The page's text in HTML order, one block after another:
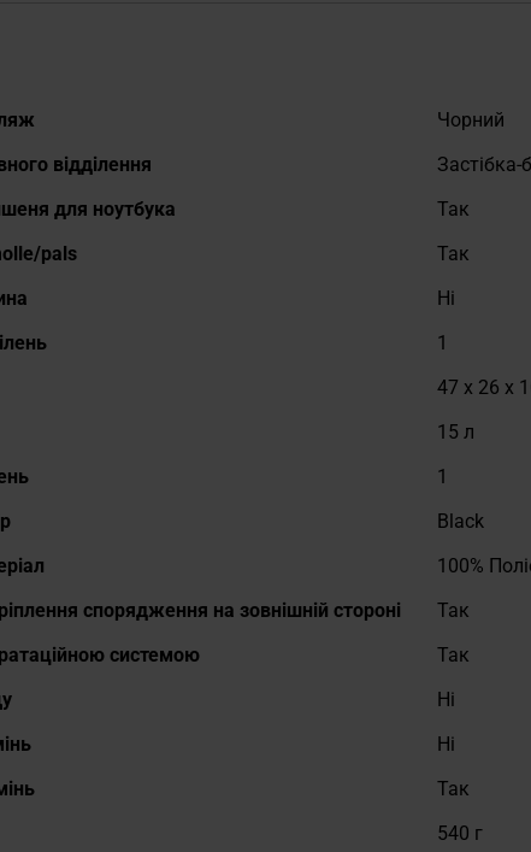
Чорний
відділення
Застібка-
для ноутбука
Так
pals
Так
Ні
1
47 x 26 x
15 л
1
Black
100%
спорядження на зовнішній стороні
Так
системою
Так
Ні
Ні
Так
540 г